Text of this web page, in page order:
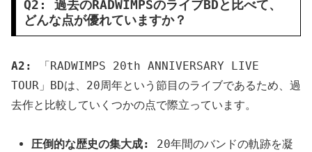
Q2: 過去のRADWIMPSのライブBDと比べて、
どんな点が優れていますか？
A2:
「RADWIMPS 20th ANNIVERSARY LIVE
TOUR」BDは、20周年という節目のライブであるため、過
去作と比較していくつかの点で際立っています。
圧倒的な歴史の集大成:
20年間のバンドの軌跡を凝